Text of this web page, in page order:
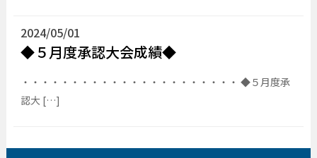
2024/05/01
◆５月度承認大会成績◆
・・・・・・・・・・・・・・・・・・・・・・ ◆５月度承
認大 […]